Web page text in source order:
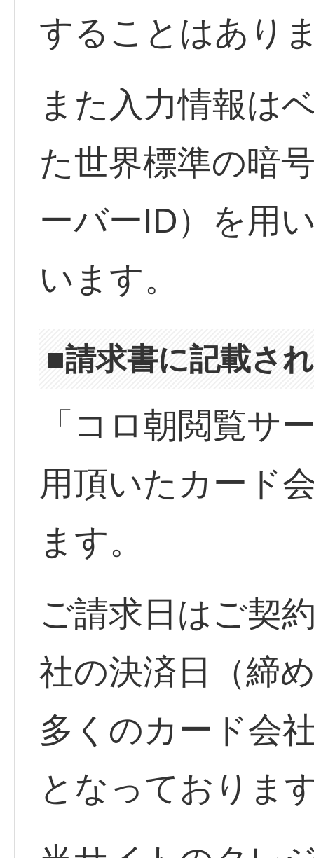
することはあり
また入力情報は
た世界標準の暗
ーバーID）を用
います。
■請求書に記載さ
「コロ朝閲覧サ
用頂いたカード
ます。
ご請求日はご契
社の決済日（締
多くのカード会
となっておりま